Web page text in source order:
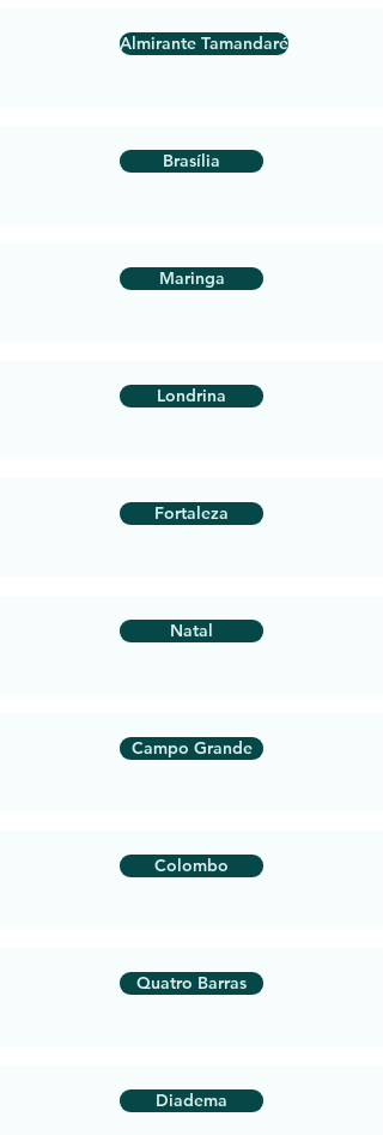
Almirante Tamandaré
Brasília
Maringa
Londrina
Fortaleza
Natal
Campo Grande
Colombo
Quatro Barras
Diadema